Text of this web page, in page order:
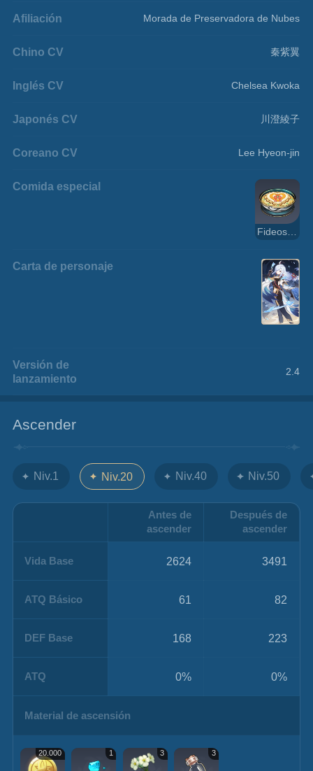
Afiliación Morada de Preservadora de Nubes
Chino CV 秦紫翼
Inglés CV Chelsea Kwoka
Japonés CV 川澄綾子
Coreano CV Lee Hyeon-jin
Comida especial
Fideos de la emoción
Carta de personaje
Versión de
lanzamiento
2.4
Ascender
Niv.1 Niv.20 Niv.40 Niv.50
Antes de
ascender
Después de
ascender
Vida Base 2624 3491
ATQ Básico 61 82
DEF Base 168 223
ATQ 0% 0%
Material de ascensión
20.000 1 3 3